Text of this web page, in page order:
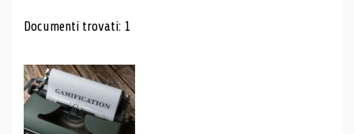
Risultati di ricerca
Documenti trovati: 1